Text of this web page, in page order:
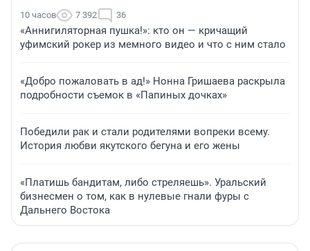
10 часов 7 392 36
«Аннигиляторная пушка!»: кто он — кричащий
уфимский рокер из мемного видео и что с ним стало
«Добро пожаловать в ад!» Нонна Гришаева раскрыла
подробности съемок в «Папиных дочках»
Победили рак и стали родителями вопреки всему.
История любви якутского бегуна и его жены
«Платишь бандитам, либо стреляешь». Уральский
бизнесмен о том, как в нулевые гнали фуры с
Дальнего Востока